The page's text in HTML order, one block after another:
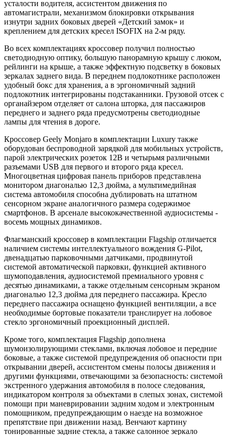
усталости водителя, ассистентом движения по
автомагистрали, механизмом блокировки открывания
изнутри задних боковых дверей «Детский замок» и
креплением для детских кресел ISOFIX на 2-м ряду.
Во всех комплектациях кроссовер получил полностью
светодиодную оптику, большую панорамную крышу с люком,
рейлинги на крыше, а также эффектную подсветку в боковых
зеркалах заднего вида. В переднем подлокотнике расположен
удобный бокс для хранения, а в эргономичный задний
подлокотник интегрированы подстаканники. Грузовой отсек с
органайзером отделяет от салона шторка, для пассажиров
переднего и заднего ряда предусмотрены светодиодные
лампы для чтения в дороге.
Кроссовер Geely Monjaro в комплектации Luxury также
оборудован беспроводной зарядкой для мобильных устройств,
парой электрических розеток 12В и четырьмя различными
разъемами USB для первого и второго ряда кресел.
Многоцветная цифровая панель приборов представлена
монитором диагональю 12,3 дюйма, а мультимедийная
система автомобиля способна дублировать на штатном
сенсорном экране аналогичного размера содержимое
смартфонов. В арсенале высококачественной аудиосистемы -
восемь мощных динамиков.
Флагманский кроссовер в комплектации Flagship отличается
наличием системы интеллектуального вождения G-Pilot,
двенадцатью парковочными датчиками, продвинутой
системой автоматической парковки, функцией активного
шумоподавления, аудиосистемой премиального уровня с
десятью динамиками, а также отдельным сенсорным экраном
диагональю 12,3 дюйма для переднего пассажира. Кресло
переднего пассажира оснащено функцией вентиляции, а все
необходимые бортовые показатели транслирует на лобовое
стекло эргономичный проекционный дисплей.
Кроме того, комплектация Flagship дополнена
шумоизолирующими стеклами, включая лобовое и передние
боковые, а также системой предупреждения об опасности при
открывании дверей, ассистентом смены полосы движения и
другими функциями, отвечающими за безопасность: системой
экстренного удержания автомобиля в полосе следования,
индикатором контроля за объектами в слепых зонах, системой
помощи при маневрировании задним ходом и электронным
помощником, предупреждающим о наезде на возможное
препятствие при движении назад. Венчают картину
тонированные задние стекла, а также салонное зеркало